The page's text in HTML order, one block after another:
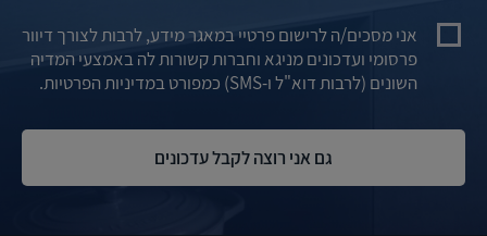
אני מסכים/ה לרישום פרטיי במאגר מידע, לרבות לצורך דיוור
פרסומי ועדכונים מניגא וחברות קשורות לה באמצעי המדיה
השונים (לרבות דוא"ל ו-SMS) כמפורט במדיניות הפרטיות.